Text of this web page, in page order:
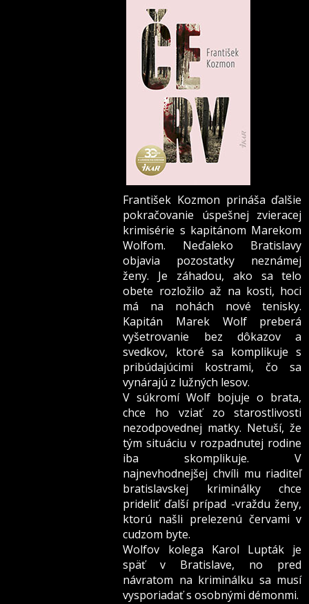
František Kozmon prináša ďalšie
pokračovanie úspešnej zvieracej
krimisérie s kapitánom Marekom
Wolfom. Neďaleko Bratislavy
objavia pozostatky neznámej
ženy. Je záhadou, ako sa telo
obete rozložilo až na kosti, hoci
má na nohách nové tenisky.
Kapitán Marek Wolf preberá
vyšetrovanie bez dôkazov a
svedkov, ktoré sa komplikuje s
pribúdajúcimi kostrami, čo sa
vynárajú z lužných lesov.
V súkromí Wolf bojuje o brata,
chce ho vziať zo starostlivosti
nezodpovednej matky. Netuší, že
tým situáciu v rozpadnutej rodine
iba skomplikuje. V
najnevhodnejšej chvíli mu riaditeľ
bratislavskej kriminálky chce
prideliť ďalší prípad -vraždu ženy,
ktorú našli prelezenú červami v
cudzom byte.
Wolfov kolega Karol Lupták je
späť v Bratislave, no pred
návratom na kriminálku sa musí
vysporiadať s osobnými démonmi.